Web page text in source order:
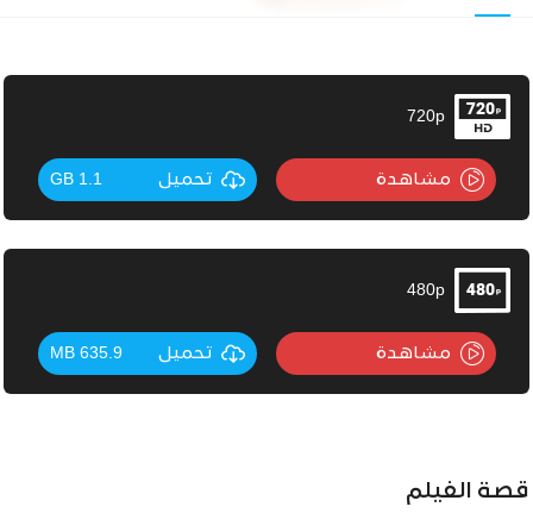
720p
مشاهدة تحميل 1.1 GB
480p
مشاهدة تحميل 635.9 MB
قصة الفيلم